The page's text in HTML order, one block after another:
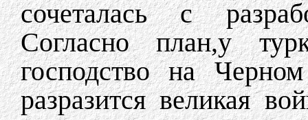
сочеталась с
Согласно план,у
господство на
разразится великая